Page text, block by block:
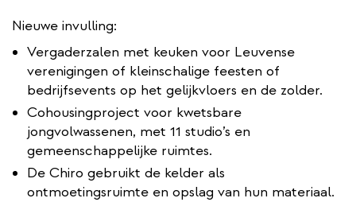
Nieuwe invulling:
Vergaderzalen met keuken voor Leuvense
verenigingen of kleinschalige feesten of
bedrijfsevents op het gelijkvloers en de zolder.
Cohousingproject voor kwetsbare
jongvolwassenen, met 11 studio’s en
gemeenschappelijke ruimtes.
De Chiro gebruikt de kelder als
ontmoetingsruimte en opslag van hun materiaal.